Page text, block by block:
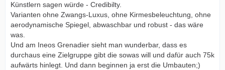
Künstlern sagen würde - Credibilty.
Varianten ohne Zwangs-Luxus, ohne Kirmesbeleuchtung, ohne
aerodynamische Spiegel, abwaschbar und robust - das wäre
was.
Und am Ineos Grenadier sieht man wunderbar, dass es
durchaus eine Zielgruppe gibt die sowas will und dafür auch 75k
aufwärts hinlegt. Und dann beginnen ja erst die Umbauten;)